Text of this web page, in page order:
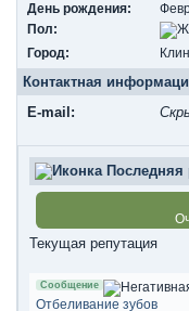
День рождения:
Пол:
Город:
Контактная
E-mail:
Последняя
Текущая репутация
Сообщение
Отбеливание зубов